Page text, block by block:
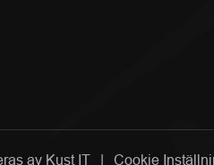
av Kust IT Cookie